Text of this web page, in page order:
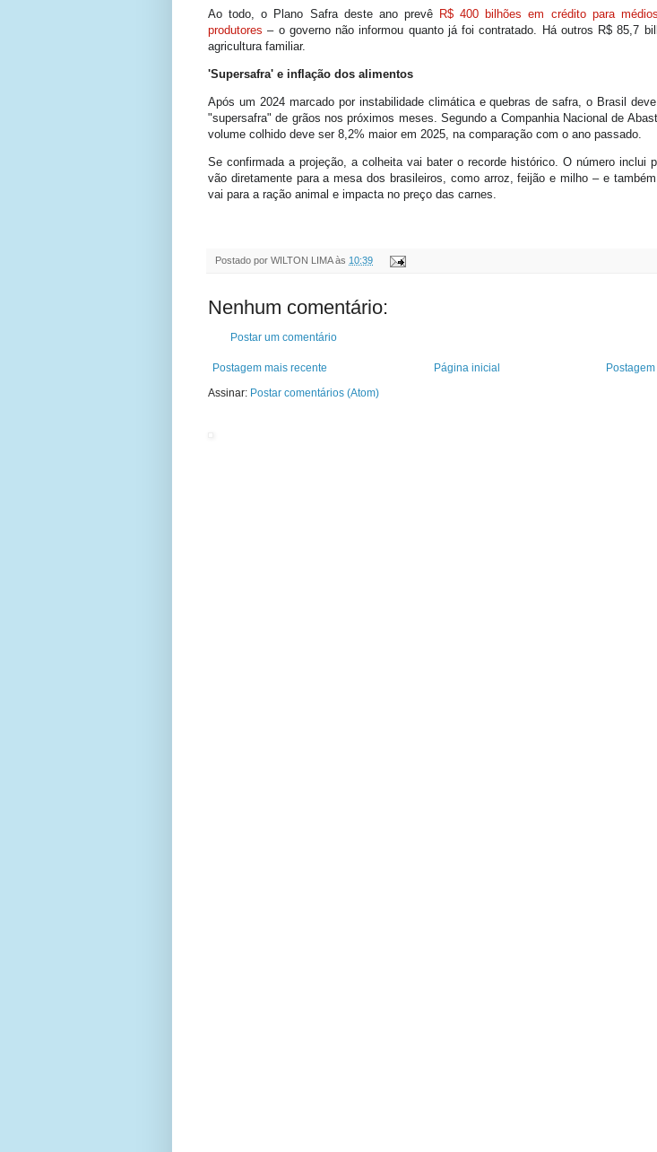
Ao todo, o Plano Safra deste ano prevê R$ 400 bilhões em crédito para
produtores – o governo não informou quanto já foi contratado. Há outros R$ 85,7
agricultura familiar.
'Supersafra' e inflação dos alimentos
Após um 2024 marcado por instabilidade climática e quebras de safra, o Brasil
"supersafra" de grãos nos próximos meses. Segundo a Companhia Nacional de
volume colhido deve ser 8,2% maior em 2025, na comparação com o ano passado.
Se confirmada a projeção, a colheita vai bater o recorde histórico. O número inclui
vão diretamente para a mesa dos brasileiros, como arroz, feijão e milho – e
vai para a ração animal e impacta no preço das carnes.
Postado por WILTON LIMA às 10:39
Nenhum comentário:
Postar um comentário
Postagem mais recente
Página inicial
Assinar: Postar comentários (Atom)